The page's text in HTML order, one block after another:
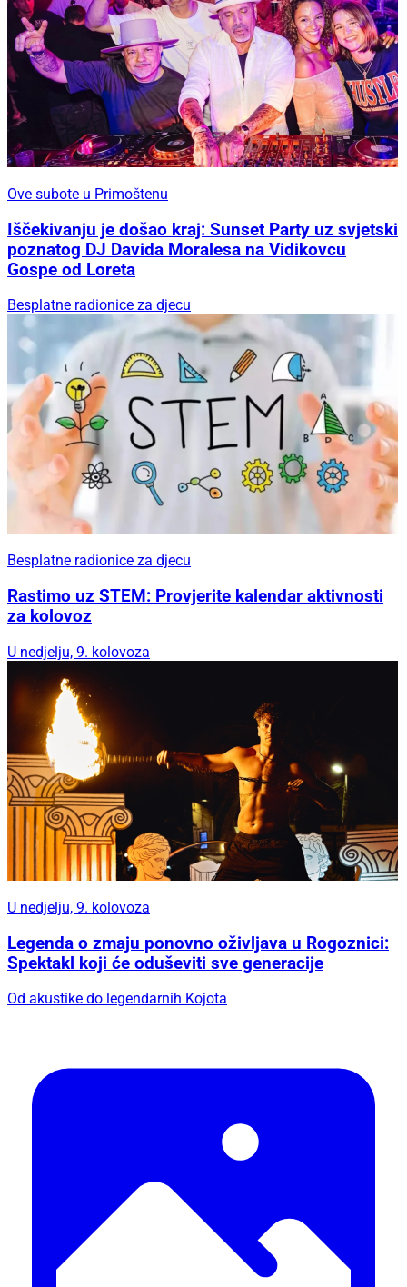
Ove subote u Primoštenu
Iščekivanju je došao kraj: Sunset Party uz svjetski
poznatog DJ Davida Moralesa na Vidikovcu
Gospe od Loreta
Besplatne radionice za djecu
Besplatne radionice za djecu
Rastimo uz STEM: Provjerite kalendar aktivnosti
za kolovoz
U nedjelju, 9. kolovoza
U nedjelju, 9. kolovoza
Legenda o zmaju ponovno oživljava u Rogoznici:
Spektakl koji će oduševiti sve generacije
Od akustike do legendarnih Kojota